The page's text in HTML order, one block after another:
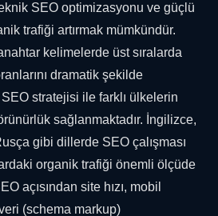
SEO optimizasyonu ve güçlü
trafiği artırmak mümkündür.
kelimelerde üst sıralarda
dramatik şekilde
SEO stratejisi ile farklı ülkelerin
sağlanmaktadır. İngilizce,
gibi dillerde SEO çalışması
organik trafiği önemli ölçüde
açısından site hızı, mobil
(schema markup)